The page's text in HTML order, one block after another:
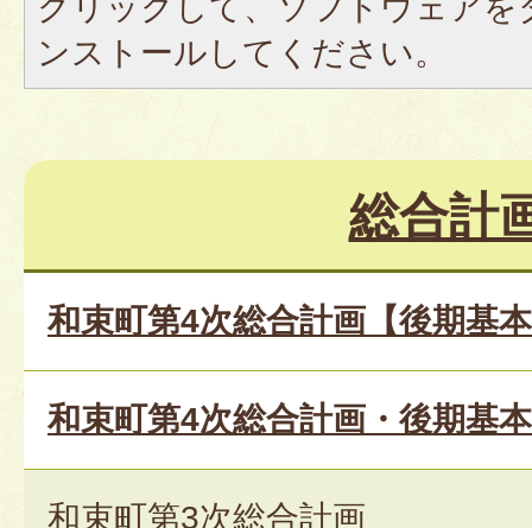
クリックして、ソフトウェア
ンストールしてください。
総合計
和束町第4次総合計画【後期基
和束町第4次総合計画・後期基
和束町第3次総合計画